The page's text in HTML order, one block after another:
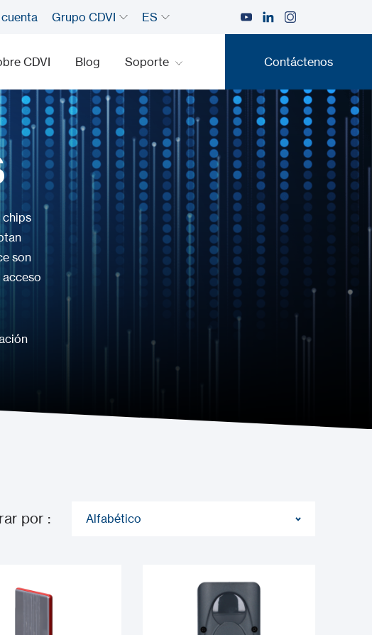
Grupo CDVI ES
CDVI Blog Soporte Contáctenos
Contáctenos
chips
son
acceso
por : Alfabético